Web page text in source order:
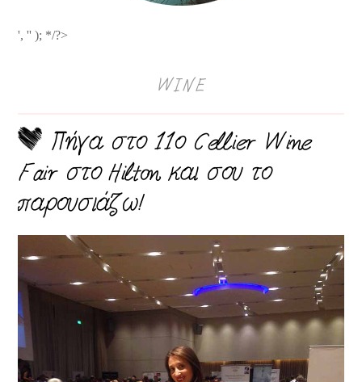
', '' ); */?>
WINE
Πήγα στο 11ο Cellier Wine
Fair στο Hilton και σου το
παρουσιάζω!